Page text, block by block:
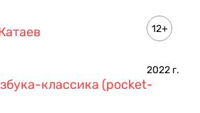
12+
2022 г.
классика (pocket-